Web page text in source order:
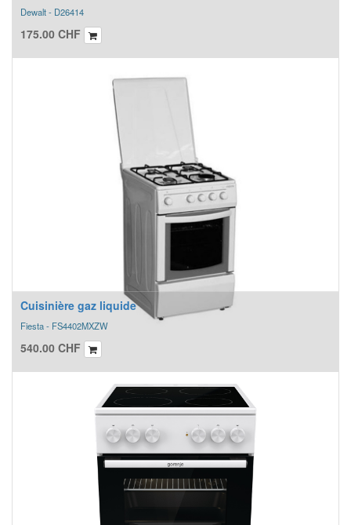
Dewalt - D26414
175.00 CHF
Cuisinière gaz liquide
Fiesta - FS4402MXZW
540.00 CHF